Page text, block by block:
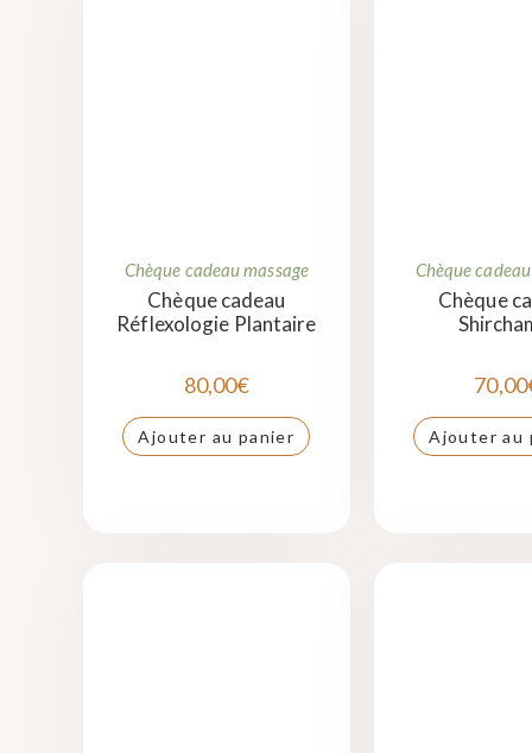
Chèque cadeau massage
Chèque cadeau
Réflexologie Plantaire
80,00€
Ajouter au panier
Chèque
Chèque
70,00
Ajouter au